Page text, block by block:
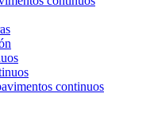
continuos